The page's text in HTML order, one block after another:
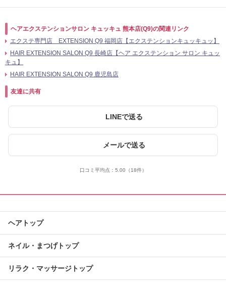
ヘアエクステンションサロン キュッキュ 熊本店(Q9)の関連リンク
エクステ専門店 EXTENSION Q9 福岡店【エクステンションキュッキュッ】
HAIR EXTENSION SALON Q9 長崎店【ヘア エクステンション サロン キュッ
キュ】
HAIR EXTENSION SALON Q9 鹿児島店
友達に共有
LINEで送る
メールで送る
口コミ平均点： 5.00 （18件）
ヘアトップ
ネイル・まつげトップ
リラク・マッサージトップ